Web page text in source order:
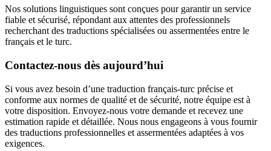
Nos solutions linguistiques sont conçues pour garantir un service
fiable et sécurisé, répondant aux attentes des professionnels
recherchant des traductions spécialisées ou assermentées entre le
français et le turc.
Contactez-nous dès aujourd’hui
Si vous avez besoin d’une traduction français-turc précise et
conforme aux normes de qualité et de sécurité, notre équipe est à
votre disposition. Envoyez-nous votre demande et recevez une
estimation rapide et détaillée. Nous nous engageons à vous fournir
des traductions professionnelles et assermentées adaptées à vos
exigences.